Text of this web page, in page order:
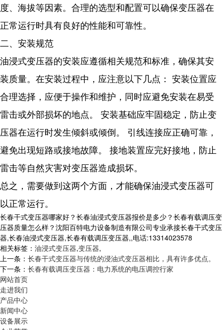
度、海拔等因素。合理的选型和配置可以确保变压器在
正常运行时具有良好的性能和可靠性。
二、安装规范
油浸式变压器的安装应遵循相关规范和标准，确保其安
装质量。在安装过程中，应注意以下几点： 安装位置应
合理选择，应便于操作和维护，同时应避免安装在易受
雷击或外部损坏的地点。 安装基础应牢固稳定，防止变
压器在运行时发生倾斜或倾倒。 引线连接应正确可靠，
避免出现短路或接地故障。 接地装置应完好接地，防止
雷击等自然灾害对变压器造成损坏。
总之，需要做到这两个方面，才能确保油浸式变压器可
以正常运行。
长春干式变压器哪家好？长春油浸式变压器报价是多少？长春有载调压变
压器质量怎么样？沈阳百特电力设备制造有限公司专业承接长春干式变压
器,长春油浸式变压器,长春有载调压变压器,,电话:13314023578
相关标签： 油浸式变压器,变压器,
上一条： 长春干式变压器与传统的浸油式变压器相比，具有许多优点。
下一条： 长春有载调压变压器：电力系统的电压调控行家
网站首页
走进我们
产品中心
新闻中心
设备展示